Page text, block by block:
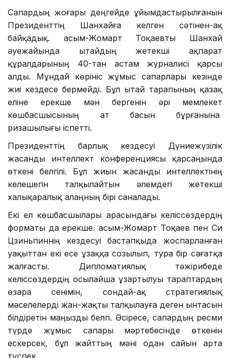
Сапардың жоғары деңгейде ұйымдастырылғанын
Президенттің Шанхайға келген сәтінен-ақ
байқадық. Қасым-Жомарт Тоқаевты Шанхай
әуежайында Қытайдың жетекші ақпарат
құралдарының 40-тан астам журналисі қарсы
алды. Мұндай көрініс жұмыс сапарлары кезінде
жиі кездесе бермейді. Бұл Қытай тарапының қазақ
еліне ерекше мән бергенін әрі мемлекет
көшбасшысының ат басын бұрғанына
ризашылығы іспетті.
Президенттің барлық кездесуі Дүниежүзілік
жасанды интеллект конференциясы қарсаңында
өткені белгілі. Бұл жиын жасанды интеллектінің
келешегін талқылайтын әлемдегі жетекші
халықаралық алаңның бірі саналады.
Екі ел көшбасшылары арасындағы келіссөздердің
форматы да ерекше. Қасым-Жомарт Тоқаев пен Си
Цзиньпиннің кездесуі бастапқыда жоспарланған
уақыттан екі есе ұзаққа созылып, тура бір сағатқа
жалғасты. Дипломатиялық тәжірибеде
келіссөздердің осылайша ұзартылуы тараптардың
өзара сенімін, сондай-ақ стратегиялық
мәселелерді жан-жақты талқылауға деген ынтасын
білдіретін маңызды белгі. Әсіресе, сапардың ресми
түрде жұмыс сапары мәртебесінде өткенін
ескерсек, бұл жайттың мәні одан сайын арта
түспек.